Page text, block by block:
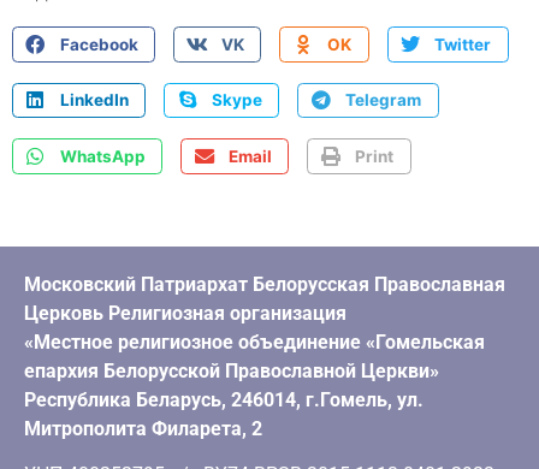
Facebook VK OK Twitter
LinkedIn Skype Telegram
WhatsApp Email Print
Московский Патриархат Белорусская Православная
Церковь Религиозная организация
«Местное религиозное объединение «Гомельская
епархия Белорусской Православной Церкви»
Республика Беларусь, 246014, г.Гомель, ул.
Митрополита Филарета, 2